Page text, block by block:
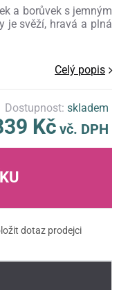
a borůvek s jemným
je svěží, hravá a plná
Celý popis
Dostupnost:skladem
Kč vč. DPH
dotaz prodejci